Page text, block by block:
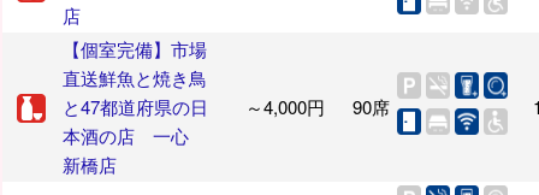
店
【個室完備】市場
直送鮮魚と焼き鳥
と47都道府県の日
本酒の店 一心
新橋店
～4,000円 90席